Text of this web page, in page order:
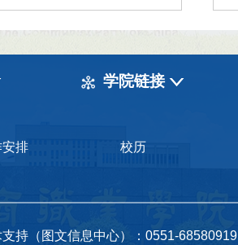
学院链接
排 校历
持（图文信息中心）：0551-68580919